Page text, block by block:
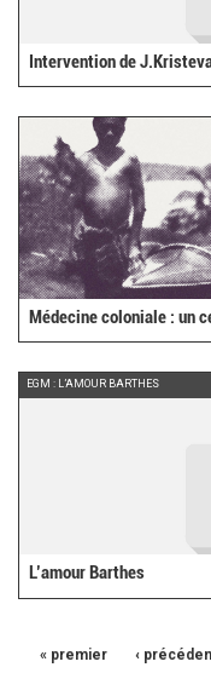
Intervention de
Médecine coloniale : un
EGM : L’AMOUR BARTHES
L’amour Barthes
« premier ‹